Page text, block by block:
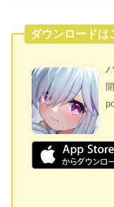
ダウンロードは